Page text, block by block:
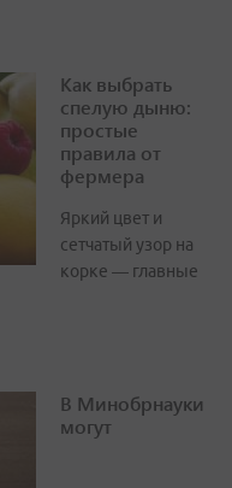
Как выбрать
спелую дыню:
простые
правила от
фермера
Яркий цвет и
сетчатый узор на
корке — главные
В Минобрнауки
могут